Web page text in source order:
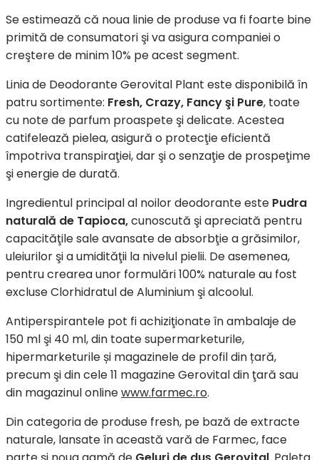
Se estimează că noua linie de produse va fi foarte bine
primită de consumatori şi va asigura companiei o
creştere de minim 10% pe acest segment.
Linia de Deodorante Gerovital Plant este disponibilă în
patru sortimente: Fresh, Crazy, Fancy şi Pure, toate
cu note de parfum proaspete şi delicate. Acestea
catifelează pielea, asigură o protecţie eficientă
împotriva transpiraţiei, dar şi o senzaţie de prospeţime
şi energie de durată.
Ingredientul principal al noilor deodorante este Pudra
naturală de Tapioca,cunoscută şi apreciată pentru
capacităţile sale avansate de absorbţie a grăsimilor,
uleiurilor şi a umidităţii la nivelul pielii. De asemenea,
pentru crearea unor formulări 100% naturale au fost
excluse Clorhidratul de Aluminium şi alcoolul.
Antiperspirantele pot fi achiziţionate în ambalaje de
150 ml şi 40 ml, din toate supermarketurile,
hipermarketurile și magazinele de profil din țară,
precum şi din cele 11 magazine Gerovital din ţară sau
din magazinul onlinewww.farmec.ro.
Din categoria de produse fresh, pe bază de extracte
naturale, lansate în această vară de Farmec, face